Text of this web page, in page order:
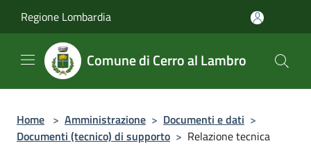
Regione Lombardia
Comune di Cerro al Lambro
Home > Amministrazione > Documenti e dati >
Documenti (tecnico) di supporto > Relazione tecnica